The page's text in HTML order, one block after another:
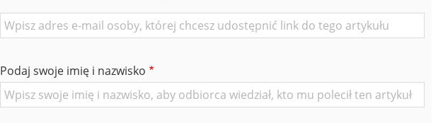
E-
znajomej
Osoby
Podaj swoje imię i nazwisko